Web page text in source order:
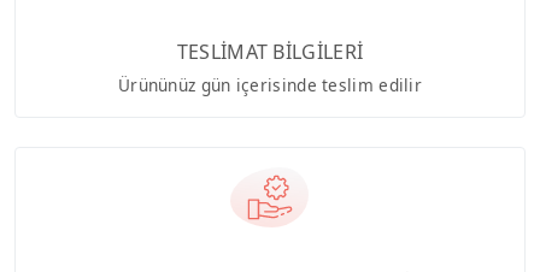
TESLİMAT BİLGİLERİ
Ürününüz gün içerisinde teslim edilir